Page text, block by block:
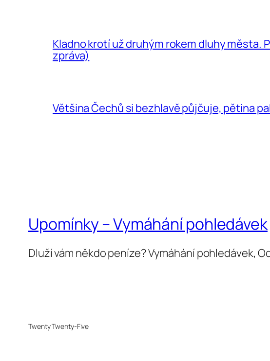
Kladno krotí už druhým rokem dluhy města.
zpráva)
Většina Čechů si bezhlavě půjčuje, pětina
Upomínky – Vymáhání pohledávek
Dluží vám někdo peníze? Vymáhání pohledávek,
Twenty Twenty-Five